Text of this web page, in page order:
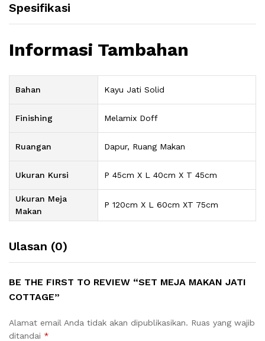
Spesifikasi
Informasi Tambahan
Bahan Kayu Jati Solid
Finishing Melamix Doff
Ruangan Dapur, Ruang Makan
Ukuran Kursi P 45cm X L 40cm X T 45cm
Ukuran Meja
Makan
P 120cm X L 60cm XT 75cm
Ulasan (0)
BE THE FIRST TO REVIEW “SET MEJA MAKAN JATI
COTTAGE”
Alamat email Anda tidak akan dipublikasikan. Ruas yang wajib
ditandai *